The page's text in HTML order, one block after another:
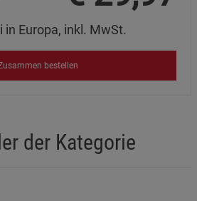
Europa, inkl. MwSt.
bestellen
der Kategorie